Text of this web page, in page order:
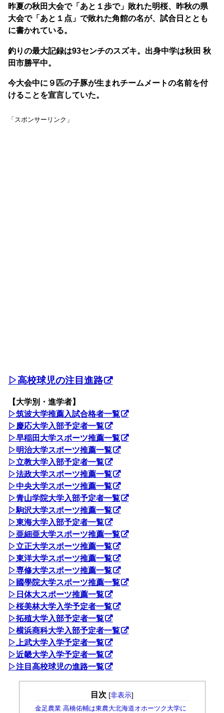
昨夏の秋田大会で「あと１歩で」敗れた明桜、昨秋の県
大会で「あと１点」で敗れた角館の名が、試合日ととも
に書かれている。
釣りの最大記録は93センチのスズキ。出身中学は秋田 秋
田市勝平中。
今大会中に９匹の子豚が生まれチームメートの名前を付
けることを宣言していた。
「スポンサーリンク」
▷高校球児の注目進路
【大学別・進学者】
▷筑波大学推薦入試合格者一覧
▷慶応大学入部予定者一覧
▷早稲田大学スポーツ推薦一覧
▷明治大学スポーツ推薦一覧
▷立教大学入部予定者一覧
▷法政大学スポーツ推薦一覧
▷中央大学スポーツ推薦一覧
▷青山学院大学入部予定者一覧
▷駒沢大学スポーツ推薦一覧
▷東海大学入部予定者一覧
▷亜細亜大学スポーツ推薦一覧
▷立正大学スポーツ推薦一覧
▷東洋大学スポーツ推薦一覧
▷専修大学スポーツ推薦一覧
▷國學院大学スポーツ推薦一覧
▷日体大スポーツ推薦一覧
▷桜美林大学入学予定者一覧
▷拓殖大学入部予定者一覧
▷横浜商科大学入部予定者一覧
▷上武大学入学予定者一覧
▷近畿大学入学予定者一覧
▷注目高校球児の進路一覧
目次 [非表示]
金足農業 高橋佑輔は東農大北海道オホーツク大学に